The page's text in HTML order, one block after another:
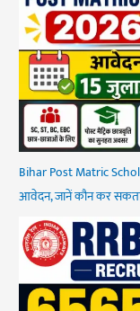
Bihar Post Matric
आवेदन, जानें कौन कर